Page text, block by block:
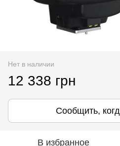
Нет в наличии
12 338 грн
Сообщить,
В избранное